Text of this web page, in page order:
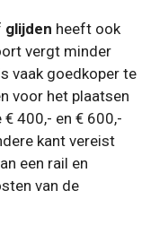
glijden heeft ook
vergt minder
vaak goedkoper te
voor het plaatsen
400,- en € 600,-
kant vereist
een rail en
van de